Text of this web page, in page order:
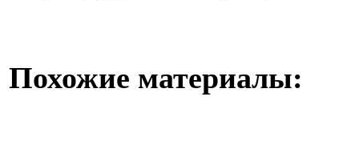
Похожие материалы: